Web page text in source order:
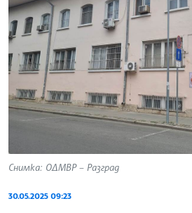
Снимка: ОДМВР – Разград
30.05.2025 09:23